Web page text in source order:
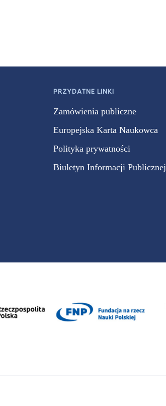
PRZYDATNE LINKI
Zamówienia publiczne
Europejska Karta Naukowca
Polityka prywatności
Biuletyn Informacji Publicznej